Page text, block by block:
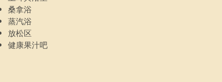
桑拿浴
蒸汽浴
放松区
健康果汁吧